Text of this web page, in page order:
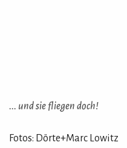
... und sie fliegen doch!
Fotos: Dörte+Marc Lowitz